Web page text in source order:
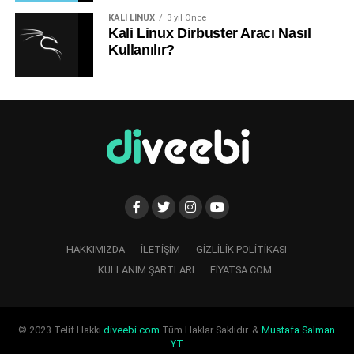
KALI LINUX 3 yıl Önce
Kali Linux Dirbuster Aracı Nasıl
Kullanılır?
HAKKIMIZDA İLETIŞIM
GIZLILIK POLITIKASI
KULLANIM ŞARTLARI
FIYATSA.COM
© 2023 Telif Hakkı diveebi.com Tüm Haklar Saklıdır. &Mustafa Salman
YT